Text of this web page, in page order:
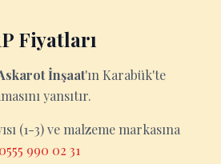
Fiyatları
İnşaat'ın Karabük'te
yansıtır.
(1-3) ve malzeme markasına
0555 990 02 31